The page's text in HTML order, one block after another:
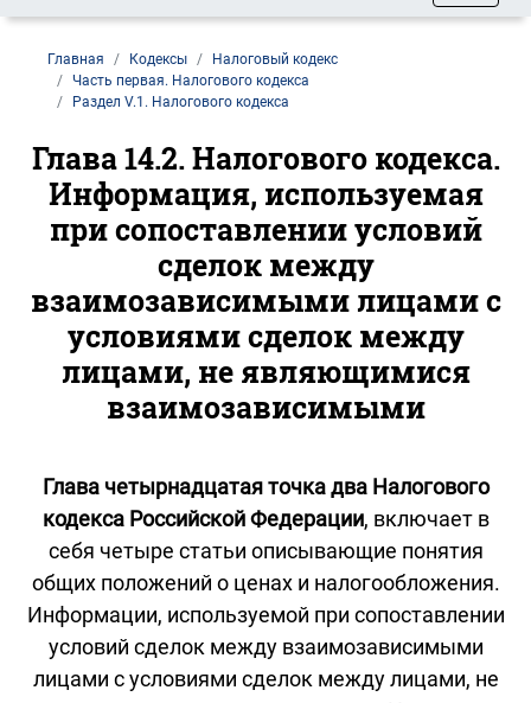
Главная Кодексы
Налоговый кодекс
Часть первая. Налогового кодекса
Раздел V.1. Налогового кодекса
Глава 14.2. Налогового кодекса.
Информация, используемая
при сопоставлении условий
сделок между
взаимозависимыми лицами с
условиями сделок между
лицами, не являющимися
взаимозависимыми
Глава четырнадцатая точка два Налогового
кодекса Российской Федерации, включает в
себя четыре статьи описывающие понятия
общих положений о ценах и налогообложения.
Информации, используемой при сопоставлении
условий сделок между взаимозависимыми
лицами с условиями сделок между лицами, не